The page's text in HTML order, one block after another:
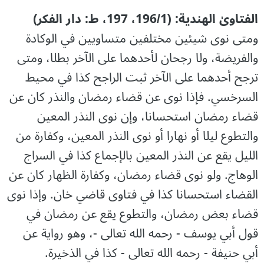
الفتاویٰ الھندیة: (196/1، 197، ط: دار الفکر)
ومتى نوى شيئين مختلفين متساويين في الوكادة
والفريضة، ولا رجحان لأحدهما على الآخر بطلا، ومتى
ترجح أحدهما على الآخر ثبت الراجح كذا في محيط
السرخسي. فإذا نوى عن قضاء رمضان والنذر كان عن
قضاء رمضان استحسانا، وإن نوى النذر المعين
والتطوع ليلا أو نهارا أو نوى النذر المعين، وكفارة من
الليل يقع عن النذر المعين بالإجماع كذا في السراج
الوهاج. ولو نوى قضاء رمضان، وكفارة الظهار كان عن
القضاء استحسانا كذا في فتاوى قاضي خان. وإذا نوى
قضاء بعض رمضان، والتطوع يقع عن رمضان في
قول أبي يوسف - رحمه الله تعالى -، وهو رواية عن
أبي حنيفة - رحمه الله تعالى - كذا في الذخيرة.